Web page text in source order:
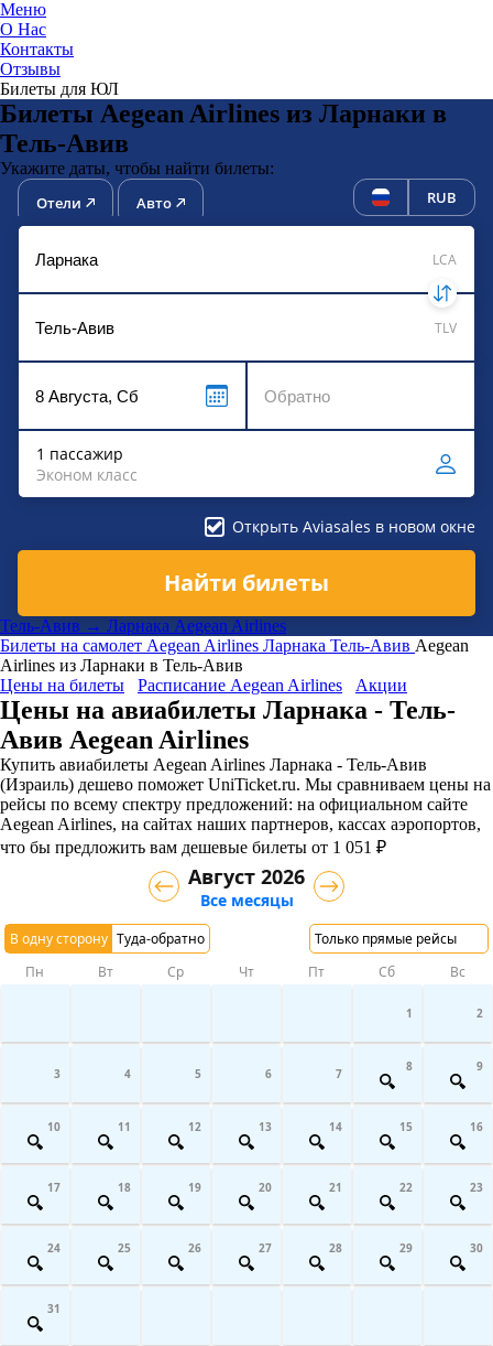
Меню
О Нас
Контакты
Отзывы
Билеты для ЮЛ
Билеты Aegean Airlines из Ларнаки в
Тель-Авив
Укажите даты, чтобы найти билеты:
Отели Авто RUB
LCA
TLV
1 пассажир
Эконом класс
Открыть Aviasales в новом окне
Найти билеты
Тель-Авив → Ларнака Aegean Airlines
Билеты на самолет Aegean Airlines Ларнака Тель-Авив Aegean
Airlines из Ларнаки в Тель-Авив
Цены на билеты
Расписание Aegean Airlines Акции
Цены на авиабилеты Ларнака - Тель-
Авив Aegean Airlines
Купить авиабилеты Aegean Airlines Ларнака - Тель-Авив
(Израиль) дешево поможет UniTicket.ru. Мы сравниваем цены на
рейсы по всему спектру предложений: на официальном сайте
Aegean Airlines, на сайтах наших партнеров, кассах аэропортов,
что бы предложить вам дешевые билеты от 1 051 ₽
В одну сторону Туда-обратно Только прямые рейсы
Август 2026
Все месяцы
Пн Вт Ср Чт Пт Сб Вс
1 2
3 4 5 6 7 8 9
10 11 12 13 14 15 16
17 18 19 20 21 22 23
24 25 26 27 28 29 30
31